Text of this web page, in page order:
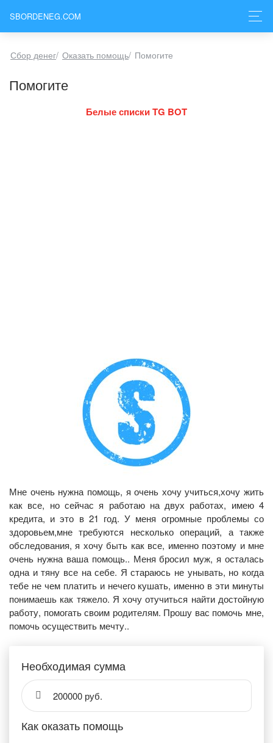
SBORDENEG.COM
Сбор денег/ Оказать помощь/ Помогите
Помогите
Белые списки TG BOT
Мне очень нужна помощь, я очень хочу учиться,хочу жить
как все, но сейчас я работаю на двух работах, имею 4
кредита, и это в 21 год. У меня огромные проблемы со
здоровьем,мне требуются несколько операций, а также
обследования, я хочу быть как все, именно поэтому и мне
очень нужна ваша помощь.. Меня бросил муж, я осталась
одна и тяну все на себе. Я стараюсь не унывать, но когда
тебе не чем платить и нечего кушать, именно в эти минуты
понимаешь как тяжело. Я хочу отучиться найти достойную
работу, помогать своим родителям. Прошу вас помочь мне,
помочь осуществить мечту..
Необходимая сумма
200000 руб.
Как оказать помощь